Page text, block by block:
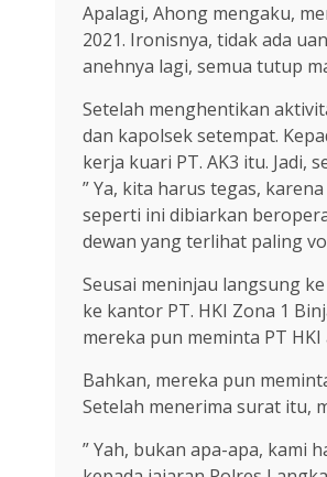
Apalagi, Ahong mengaku,
2021. Ironisnya, tidak ada
anehnya lagi, semua tutup
Setelah menghentikan
dan kapolsek setempat.
kerja kuari PT. AK3 itu. Jadi,
” Ya, kita harus tegas,
seperti ini dibiarkan
dewan yang terlihat paling
Seusai meninjau langsung
ke kantor PT. HKI Zona 1
mereka pun meminta PT
Bahkan, mereka pun
Setelah menerima surat itu,
” Yah, bukan apa-apa, kami